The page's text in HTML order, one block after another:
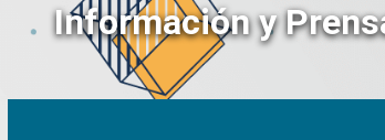
Información y